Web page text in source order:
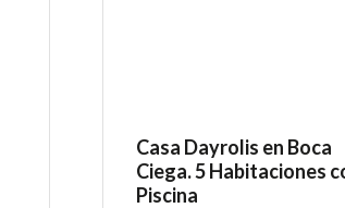
Casa Dayrolis en Boca
Ciega. 5 Habitaciones
Piscina